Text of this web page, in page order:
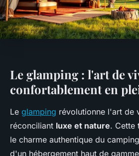
Le glamping : l'art de
confortablement en
Le glamping révolutionne l'art de
réconciliant luxe et nature. Cette
le charme authentique du
d'un hébergement haut de